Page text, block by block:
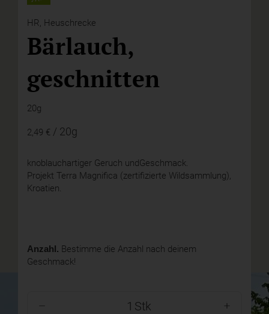
HR, Heuschrecke
Bärlauch,
geschnitten
20g
2,49 € / 20g
knoblauchartiger Geruch undGeschmack.
Projekt Terra Magnifica (zertifizierte Wildsammlung),
Kroatien.
Anzahl. Bestimme die Anzahl nach deinem
Geschmack!
Stk